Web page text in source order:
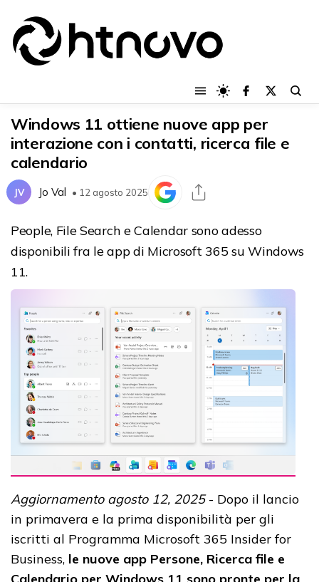
Windows 11 ottiene nuove app per
interazione con i contatti, ricerca file e
calendario
JV Jo Val • 12 agosto 2025
People, File Search e Calendar sono adesso
disponibili fra le app di Microsoft 365 su Windows
11.
Aggiornamento agosto 12, 2025- Dopo il lancio
in primavera e la prima disponibilità per gli
iscritti al Programma Microsoft 365 Insider for
Business, le nuove app Persone, Ricerca file e